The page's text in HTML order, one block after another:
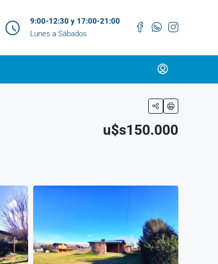
9:00-12:30 y 17:00-21:00
Lunes a Sábados
u$s150.000